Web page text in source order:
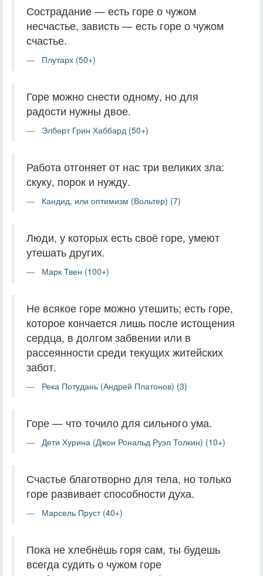
Сострадание — есть горе о чужом
несчастье, зависть — есть горе о чужом
счастье.
Плутарх (50+)
Горе можно снести одному, но для
радости нужны двое.
Элберт Грин Хаббард (50+)
Работа отгоняет от нас три великих зла:
скуку, порок и нужду.
Кандид, или оптимизм (Вольтер) (7)
Люди, у которых есть своё горе, умеют
утешать других.
Марк Твен (100+)
Не всякое горе можно утешить; есть горе,
которое кончается лишь после истощения
сердца, в долгом забвении или в
рассеянности среди текущих житейских
забот.
Река Потудань (Андрей Платонов) (3)
Горе — что точило для сильного ума.
Дети Хурина (Джон Рональд Руэл Толкин) (10+)
Счастье благотворно для тела, но только
горе развивает способности духа.
Марсель Пруст (40+)
Пока не хлебнёшь горя сам, ты будешь
всегда судить о чужом горе